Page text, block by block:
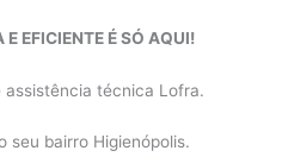
EFICIENTE É SÓ AQUI!
assistência técnica Lofra.
seu bairro Higienópolis.